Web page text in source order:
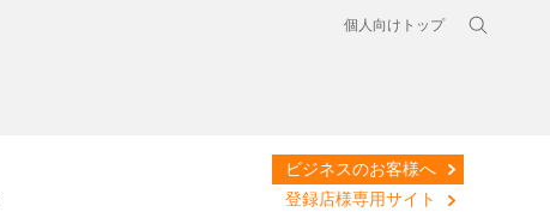
個人向けトップ
ビジネスのお客様へ
登録店様専用サイト